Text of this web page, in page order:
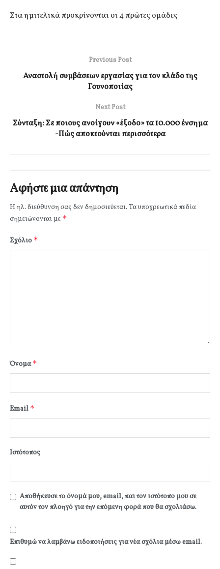
Στα ημιτελικά προκρίνονται οι 4 πρώτες ομάδες
Previous Post
Αναστολή συμβάσεων εργασίας για τον κλάδο της
Γουνοποιίας
Next Post
Σύνταξη: Σε ποιους ανοίγουν «έξοδο» τα 10.000 ένσημα
-Πώς αποκτούνται περισσότερα
Αφήστε μια απάντηση
Η ηλ. διεύθυνση σας δεν δημοσιεύεται. Τα υποχρεωτικά πεδία
σημειώνονται με *
Σχόλιο *
Όνομα*
Email *
Ιστότοπος
Αποθήκευσε το όνομά μου, email, και τον ιστότοπο μου σε
αυτόν τον πλοηγό για την επόμενη φορά που θα σχολιάσω.
Επιθυμώ να λαμβάνω ειδοποιήσεις για νέα σχόλια μέσω email.